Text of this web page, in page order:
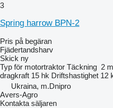
3
Spring harrow BPN-2
Pris på begäran
Fjädertandsharv
Skick ny
Typ för motortraktor Täckning 2 m
dragkraft 15 hk Driftshastighet 12
Ukraina, m.Dnipro
Avers-Agro
Kontakta säljaren